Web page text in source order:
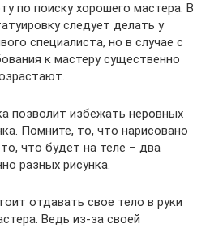
по поиску хорошего мастера. В
следует делать у
специалиста, но в случае с
к мастеру существенно
позволит избежать неровных
Помните, то, что нарисовано
что будет на теле – два
разных рисунка.
отдавать свое тело в руки
Ведь из-за своей